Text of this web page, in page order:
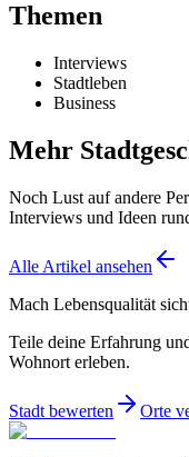
Themen
Interviews
Stadtleben
Business
Mehr
Noch Lust auf andere
Interviews und Ideen
Alle Artikel ansehen
Mach Lebensqualität
Teile deine Erfahrung
Wohnort erleben.
Stadt bewerten Orte